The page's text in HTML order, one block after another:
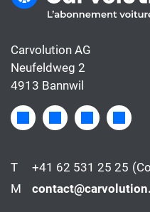
Carvolution AG
Neufeldweg 2
4913 Bannwil
T +41 62 531 25 25
M